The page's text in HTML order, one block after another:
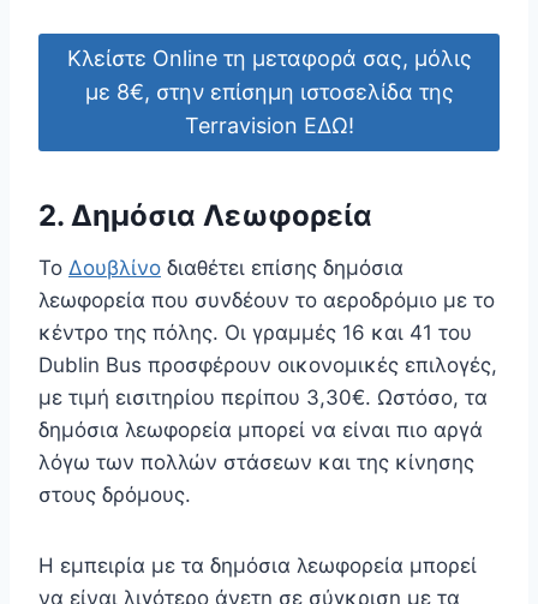
Κλείστε Online τη μεταφορά σας, μόλις
με 8€, στην επίσημη ιστοσελίδα της
Terravision ΕΔΩ!
2. Δημόσια Λεωφορεία
Το Δουβλίνο διαθέτει επίσης δημόσια
λεωφορεία που συνδέουν το αεροδρόμιο με το
κέντρο της πόλης. Οι γραμμές 16 και 41 του
Dublin Bus προσφέρουν οικονομικές επιλογές,
με τιμή εισιτηρίου περίπου 3,30€. Ωστόσο, τα
δημόσια λεωφορεία μπορεί να είναι πιο αργά
λόγω των πολλών στάσεων και της κίνησης
στους δρόμους.
Η εμπειρία με τα δημόσια λεωφορεία μπορεί
να είναι λιγότερο άνετη σε σύγκριση με τα